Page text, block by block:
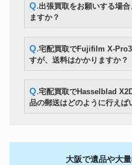
Q.出張買取をお願いする場合、出張費はどれくらいかかり
ますか？
Q.宅配買取でFujifilm X-Pro3や Leica M10を送りたいので
すが、送料はかかりますか？
Q.宅配買取でHasselblad X2D 100C送りたいのですが、商
品の郵送はどのように行えば
大阪で遺品や大